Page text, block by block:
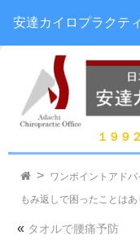
１９９
安達カイロプラクテ
ワンポイントアドバ
もみ返しで困ったことは
« タオルで腰痛予防